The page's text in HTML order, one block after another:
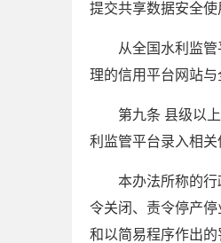
提交共享数据安全
从全国水利监
理的信用平台网站
第九条 县级以
利监管平台录入相关
本办法所称的
令关闭、责令停产
和以简易程序作出